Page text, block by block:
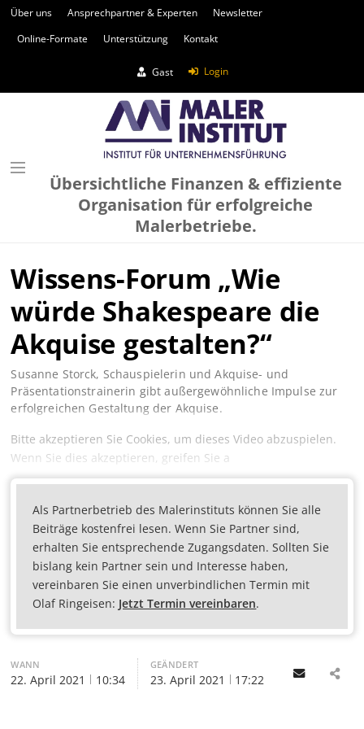
Über uns Ansprechpartner & Experten
Newsletter
Online-Formate
Unterstützung Kontakt
Gast Login
Übersichtliche Finanzen & effiziente
Organisation für erfolgreiche
Malerbetriebe.
Wissens-Forum „Wie
würde Shakespeare die
Akquise gestalten?“
Susanne Storck, Schauspielerin und Akquise- und
Präsentationstrainerin gibt außergewöhnliche Impulse zur
erfolgreichen Gestaltung der Akquise.
Bitte akzeptieren Sie Cookies, um dieses Video abzuspielen.
Wenn Sie dies akzeptieren, greifen Sie a
Als Partnerbetrieb des Malerinstituts können Sie alle
Beiträge kostenfrei lesen. Wenn Sie Partner sind,
erhalten Sie entsprechende Zugangsdaten. Sollten Sie
bislang kein Partner sein und Interesse haben,
vereinbaren Sie einen unverbindlichen Termin mit
Olaf Ringeisen: Jetzt Termin vereinbaren.
WANN
22. April 2021 10:34
GEÄNDERT
23. April 2021 17:22 Email